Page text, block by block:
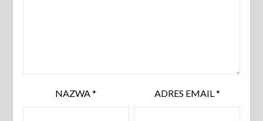
NAZWA* ADRES EMAIL*